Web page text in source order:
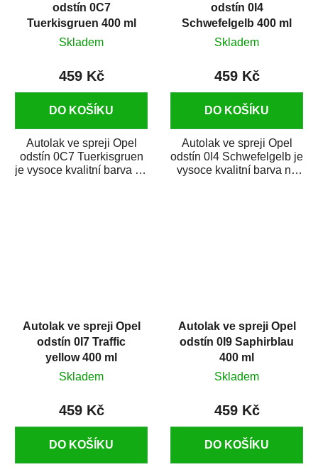
odstín 0C7
Tuerkisgruen 400 ml
Skladem
459 Kč
DO KOŠÍKU
Autolak ve spreji Opel
odstín 0C7 Tuerkisgruen
je vysoce kvalitní barva na
odstín 0I4
Schwefelgelb 400 ml
Skladem
459 Kč
DO KOŠÍKU
Autolak ve spreji Opel
odstín 0I4 Schwefelgelb je
vysoce kvalitní barva na
Autolak ve spreji Opel
odstín 0I7 Traffic
yellow 400 ml
Skladem
459 Kč
DO KOŠÍKU
Autolak ve spreji Opel
odstín 0I9 Saphirblau
400 ml
Skladem
459 Kč
DO KOŠÍKU